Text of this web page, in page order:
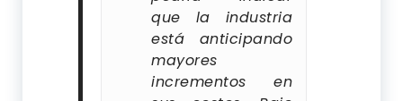
que la industria
está anticipando
mayores
incrementos en